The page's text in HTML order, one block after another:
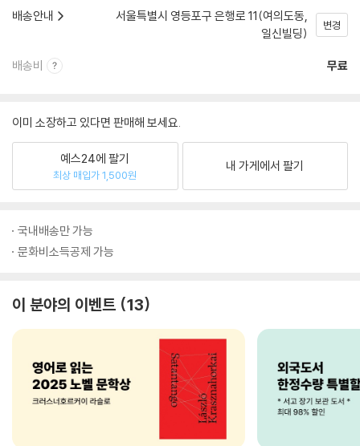
배송안내
서울특별시 영등포구 은행로 11(여의도동,
일신빌딩)
변경
배송비 무료
이미 소장하고 있다면 판매해 보세요.
예스24에 팔기
최상 매입가 1,500원
내 가게에서 팔기
국내배송만 가능
문화비소득공제 가능
이 분야의 이벤트 13